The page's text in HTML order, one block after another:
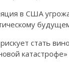
в США
стать
катастрофе»